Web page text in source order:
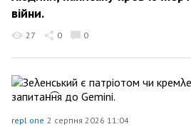
війни.
27 0 0
repl one 2 серпня 2026 11:04